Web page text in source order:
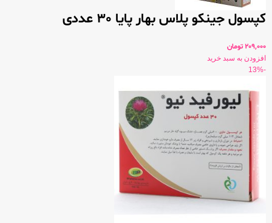
کپسول جینکو پلاس بهار پایا 30 عددی
209,000 تومان
افزودن به سبد خرید
-13%